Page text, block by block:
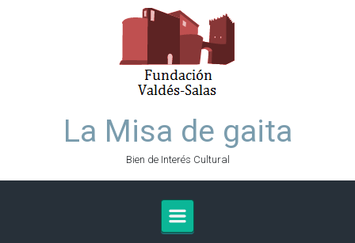
La Misa de gaita
Bien de Interés Cultural